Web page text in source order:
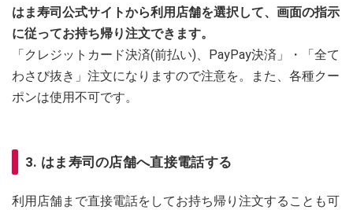
はま寿司公式サイトから利用店舗を選択して、画面の指示
に従ってお持ち帰り注文できます。
「クレジットカード決済(前払い)、PayPay決済」・「全て
わさび抜き」注文になりますので注意を。また、各種クー
ポンは使用不可です。
3. はま寿司の店舗へ直接電話する
利用店舗まで直接電話をしてお持ち帰り注文することも可